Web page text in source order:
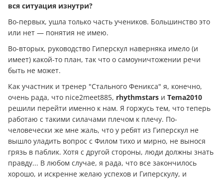
вся ситуация изнутри?
Во-первых, ушла только часть учеников. Большинство это
или нет — понятия не имею.
Во-вторых, руководство Гиперскул наверняка имело (и
имеет) какой-то план, так что о самоуничтожении речи
быть не может.
Как участник и тренер "Стального Феникса" я, конечно,
очень рада, что nice2meet885, rhythmstars и Тema2010
решили перейти именно к нам. Я горжусь тем, что теперь
работаю с такими силачами плечом к плечу. По-
человечески же мне жаль, что у ребят из Гиперскул не
вышло уладить вопрос с Филом тихо и мирно, не вынося
грязь в паблик. Хотя с другой стороны, люди должны знать
правду... В любом случае, я рада, что все закончилось
хорошо, и искренне желаю успехов и Гиперскулу, и